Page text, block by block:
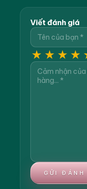
Viết đánh giá
★ ★ ★ ★
GỬI ĐÁNH